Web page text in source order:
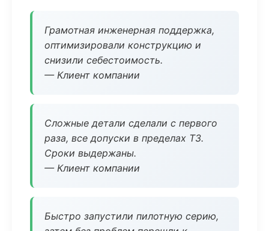
Грамотная инженерная поддержка,
оптимизировали конструкцию и
снизили себестоимость.
— Клиент компании
Сложные детали сделали с первого
раза, все допуски в пределах ТЗ.
Сроки выдержаны.
— Клиент компании
Быстро запустили пилотную серию,